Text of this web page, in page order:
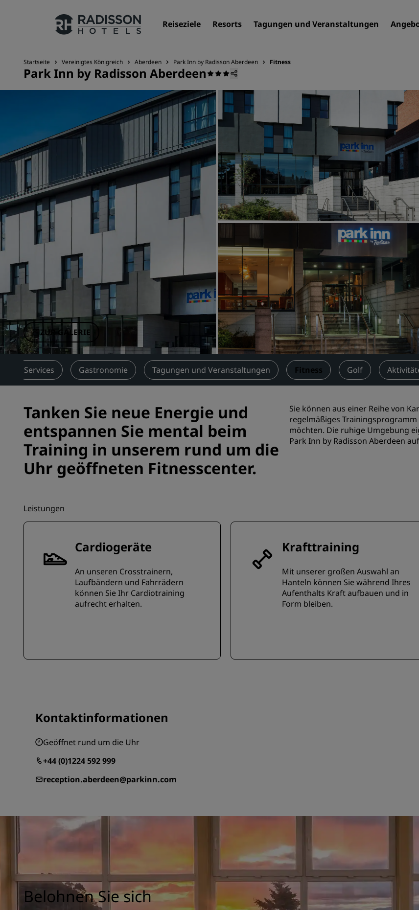
Reiseziele Resorts Tagungen und Veranstaltungen
Unsere Marken
Marken von Radisson Hotels
Verbundene Marken in China
Serviced Apartments
Flughafenhotels
Neue und geplante
Tagungen und
Veranstaltungen
Entdecken Sie
Einen Meetingraum
Fordern Sie ein
Veranstaltungsorte
Branchenlösungen
Flüge suchen
Flüge suchen
Restaurants
Nach einem
Radisson Hotels App
Startseite Vereinigtes Königreich Aberdeen Park Inn by Radisson Aberdeen Fitness
Park Inn by Radisson Aberdeen
ZUR GALERIE
Services Gastronomie Tagungen und Veranstaltungen Fitness Golf
Tanken Sie neue Energie und
entspannen Sie mental beim
Training in unserem rund um die
Uhr geöffneten Fitnesscenter.
Sie können aus einer Reihe von
regelmäßiges
möchten. Die ruhige Umgebung
Park Inn by Radisson Aberdeen
Leistungen
Cardiogeräte
An unseren Crosstrainern,
Laufbändern und Fahrrädern
können Sie Ihr Cardiotraining
aufrecht erhalten.
Krafttraining
Mit unserer großen Auswahl an
Hanteln können Sie während Ihres
Aufenthalts Kraft aufbauen und in
Form bleiben.
Kontaktinformationen
Geöffnet rund um die Uhr
+44 (0)1224 592 999
reception.aberdeen@parkinn.com
Belohnen Sie sich